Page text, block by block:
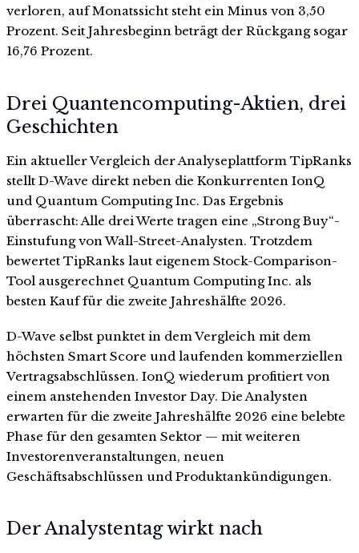
verloren, auf Monatssicht steht ein Minus von 3,50
Prozent. Seit Jahresbeginn beträgt der Rückgang sogar
16,76 Prozent.
Drei Quantencomputing-Aktien, drei
Geschichten
Ein aktueller Vergleich der Analyseplattform TipRanks
stellt D-Wave direkt neben die Konkurrenten IonQ
und Quantum Computing Inc. Das Ergebnis
überrascht: Alle drei Werte tragen eine „Strong Buy“-
Einstufung von Wall-Street-Analysten. Trotzdem
bewertet TipRanks laut eigenem Stock-Comparison-
Tool ausgerechnet Quantum Computing Inc. als
besten Kauf für die zweite Jahreshälfte 2026.
D-Wave selbst punktet in dem Vergleich mit dem
höchsten Smart Score und laufenden kommerziellen
Vertragsabschlüssen. IonQ wiederum profitiert von
einem anstehenden Investor Day. Die Analysten
erwarten für die zweite Jahreshälfte 2026 eine belebte
Phase für den gesamten Sektor — mit weiteren
Investorenveranstaltungen, neuen
Geschäftsabschlüssen und Produktankündigungen.
Der Analystentag wirkt nach